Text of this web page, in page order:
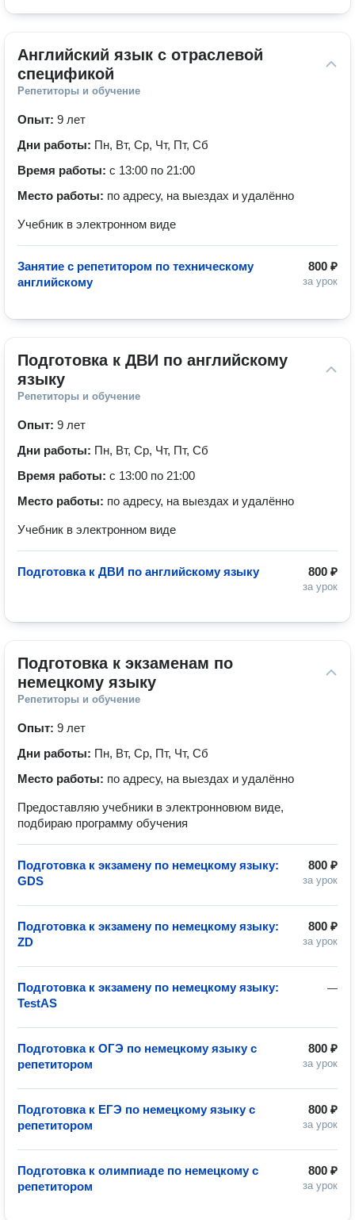
Английский язык с отраслевой
спецификой
Репетиторы и обучение
Опыт: 9 лет
Дни работы: Пн, Вт, Ср, Чт, Пт, Сб
Время работы: с 13:00 по 21:00
Место работы: по адресу, на выездах и удалённо
Учебник в электронном виде
800 ₽
за урок
Занятие с репетитором по техническому
английскому
Подготовка к ДВИ по английскому
языку
Репетиторы и обучение
Опыт: 9 лет
Дни работы: Пн, Вт, Ср, Чт, Пт, Сб
Время работы: с 13:00 по 21:00
Место работы: по адресу, на выездах и удалённо
Учебник в электронном виде
800 ₽
за урок
Подготовка к ДВИ по английскому языку
Подготовка к экзаменам по
немецкому языку
Репетиторы и обучение
Опыт: 9 лет
Дни работы: Пн, Вт, Ср, Пт, Чт, Сб
Место работы: по адресу, на выездах и удалённо
Предоставляю учебники в электронновюм виде,
подбираю программу обучения
800 ₽
за урок
Подготовка к экзамену по немецкому языку:
GDS
800 ₽
за урок
Подготовка к экзамену по немецкому языку:
ZD
—
Подготовка к экзамену по немецкому языку:
TestAS
800 ₽
за урок
Подготовка к ОГЭ по немецкому языку с
репетитором
800 ₽
за урок
Подготовка к ЕГЭ по немецкому языку с
репетитором
800 ₽
за урок
Подготовка к олимпиаде по немецкому с
репетитором